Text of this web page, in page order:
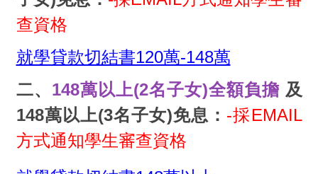
查資格
就學貸款切結書120萬-148萬
二、 148萬以上(2名子女)全額負擔 及
148萬以上(3名子女)免息： -採EMAIL
方式通知學生審查資格